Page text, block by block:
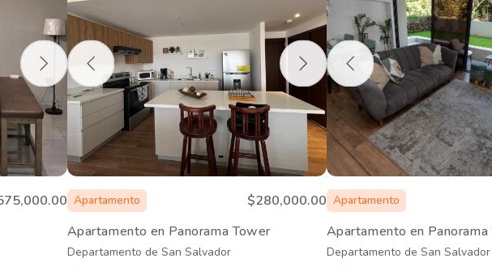
Apartamento
$280,000.00
Apartamento en Panorama Tower
Departamento de San Salvador
Apartamento
Apartamento en
Departamento de San Salvador